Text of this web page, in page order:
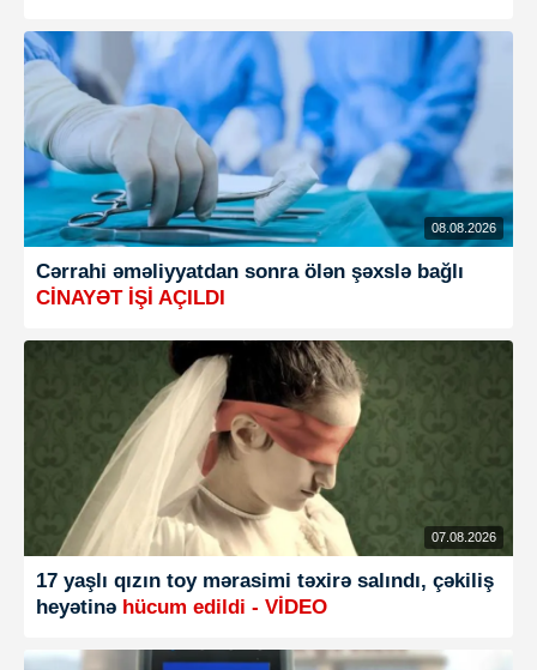
08.08.2026
Cərrahi əməliyyatdan sonra ölən şəxslə bağlı
CİNAYƏT İŞİ AÇILDI
07.08.2026
17 yaşlı qızın toy mərasimi təxirə salındı, çəkiliş
heyətinə hücum edildi - VİDEO